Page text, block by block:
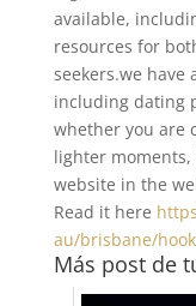
available,
resources for
seekers.we have
including dating
whether you are
lighter
website in the
Read it here
au/brisbane/
Más post de